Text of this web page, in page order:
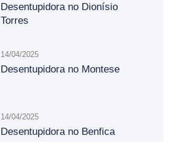
Desentupidora no Dionísio
Torres
14/04/2025
Desentupidora no Montese
14/04/2025
Desentupidora no Benfica